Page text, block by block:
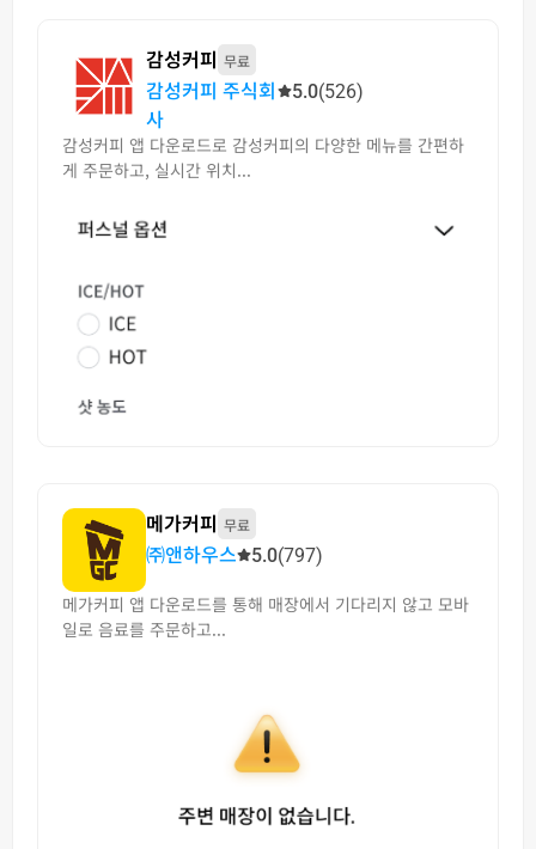
감성커피 무료
감성커피 주식회
사
5.0(526)
감성커피 앱 다운로드로 감성커피의 다양한 메뉴를 간편하
게 주문하고, 실시간 위치...
메가커피 무료
㈜앤하우스 5.0(797)
메가커피 앱 다운로드를 통해 매장에서 기다리지 않고 모바
일로 음료를 주문하고...